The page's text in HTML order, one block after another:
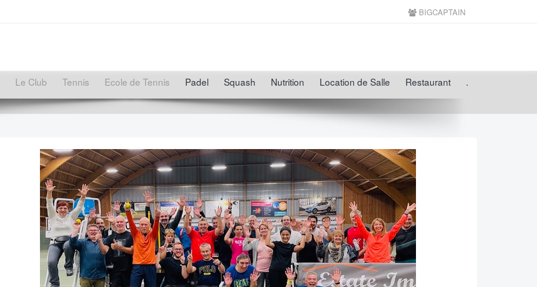
BIGCAPTAIN
Le Club Tennis Ecole de Tennis Padel Squash Nutrition Location de Salle Restaurant .